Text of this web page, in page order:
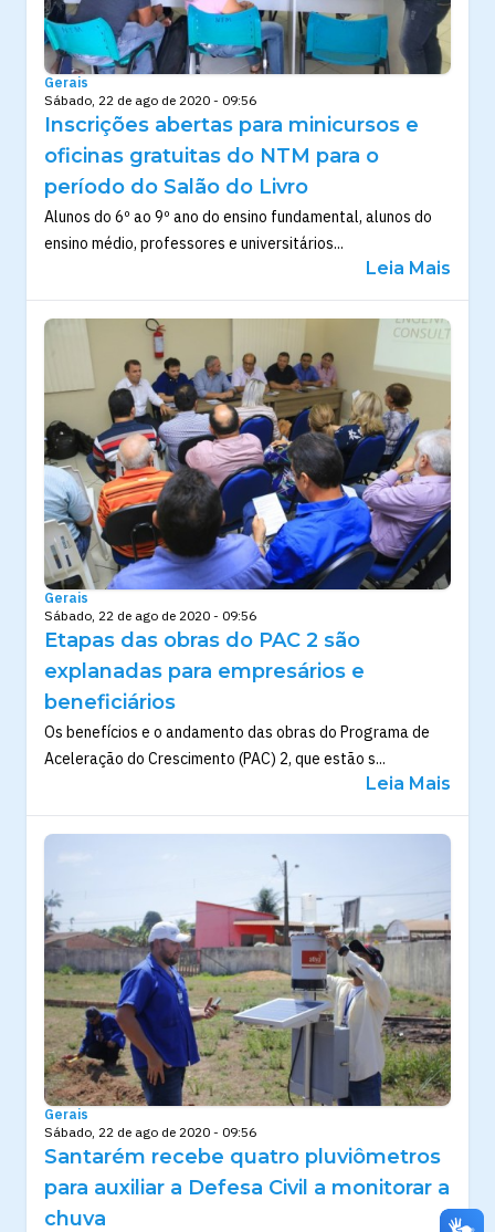
Gerais
Sábado, 22 de ago de 2020 - 09:56
Inscrições abertas para minicursos e
oficinas gratuitas do NTM para o
período do Salão do Livro
Alunos do 6º ao 9º ano do ensino fundamental, alunos do
ensino médio, professores e universitários...
Leia Mais
Gerais
Sábado, 22 de ago de 2020 - 09:56
Etapas das obras do PAC 2 são
explanadas para empresários e
beneficiários
Os benefícios e o andamento das obras do Programa de
Aceleração do Crescimento (PAC) 2, que estão s...
Leia Mais
Gerais
Sábado, 22 de ago de 2020 - 09:56
Santarém recebe quatro pluviômetros
para auxiliar a Defesa Civil a monitorar a
chuva